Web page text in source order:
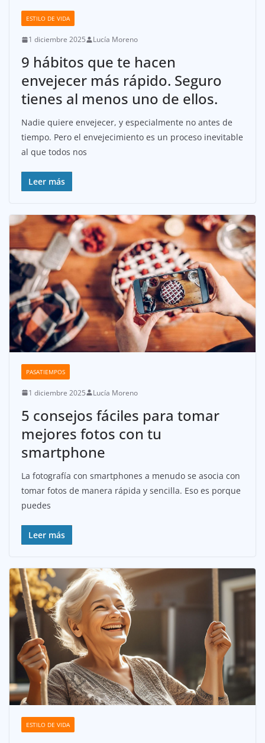
ESTILO DE VIDA
1 diciembre 2025 Lucía Moreno
9 hábitos que te hacen
envejecer más rápido. Seguro
tienes al menos uno de ellos.
Nadie quiere envejecer, y especialmente no antes de
tiempo. Pero el envejecimiento es un proceso inevitable
al que todos nos
Leer más
PASATIEMPOS
1 diciembre 2025 Lucía Moreno
5 consejos fáciles para tomar
mejores fotos con tu
smartphone
La fotografía con smartphones a menudo se asocia con
tomar fotos de manera rápida y sencilla. Eso es porque
puedes
Leer más
ESTILO DE VIDA